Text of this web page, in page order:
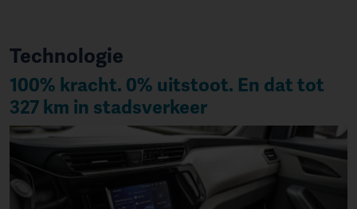
Technologie
100% kracht. 0% uitstoot. En dat tot
327 km in stadsverkeer